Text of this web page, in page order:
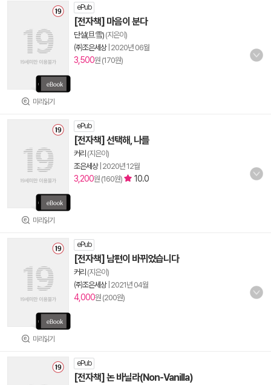
미리읽기
ePub
[전자책] 마음이 분다
단설(旦雪) (지은이)
㈜조은세상| 2020년 06월
3,500원 (170원)
미리읽기
ePub
[전자책] 선택해, 나를
커리 (지은이)
조은세상| 2020년 12월
3,200원 (160원) 10.0
미리읽기
ePub
[전자책] 남편이 바뀌었습니다
커리 (지은이)
㈜조은세상| 2021년 04월
4,000원 (200원)
ePub
[전자책] 논 바닐라(Non-Vanilla)